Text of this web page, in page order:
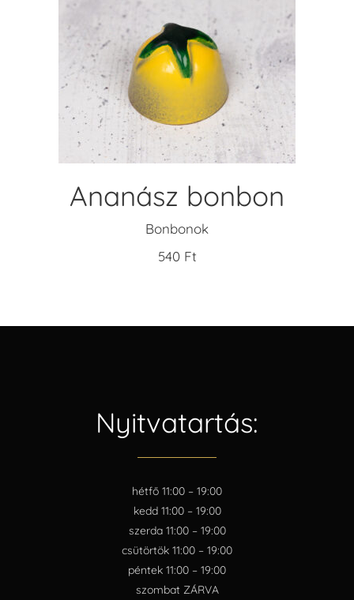
KOSÁRBA TESZEM
Ananász bonbon
Bonbonok
540 Ft
Nyitvatartás:
hétfő 11:00 – 19:00
kedd 11:00 – 19:00
szerda 11:00 – 19:00
csütörtök 11:00 – 19:00
péntek 11:00 – 19:00
szombat ZÁRVA